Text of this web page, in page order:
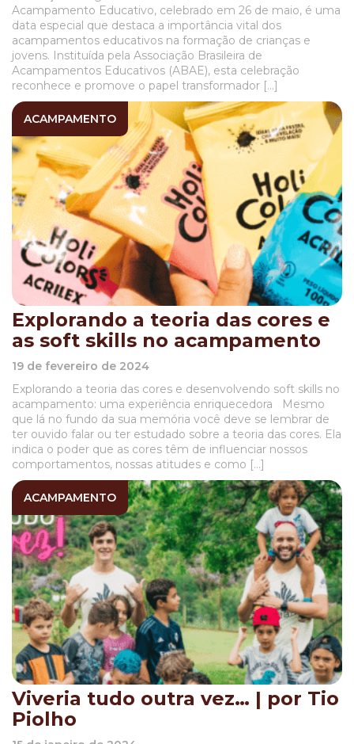
Acampamento Educativo, celebrado em 26 de maio, é uma
data especial que destaca a importância vital dos
acampamentos educativos na formação de crianças e
jovens. Instituída pela Associação Brasileira de
Acampamentos Educativos (ABAE), esta celebração
reconhece e promove o papel transformador […]
ACAMPAMENTO
Explorando a teoria das cores e
as soft skills no acampamento
19 de fevereiro de 2024
Explorando a teoria das cores e desenvolvendo soft skills no
acampamento: uma experiência enriquecedora Mesmo
que lá no fundo da sua memória você deve se lembrar de
ter ouvido falar ou ter estudado sobre a teoria das cores. Ela
indica o poder que as cores têm de influenciar nossos
comportamentos, nossas atitudes e como […]
ACAMPAMENTO
Viveria tudo outra vez… | por Tio
Piolho